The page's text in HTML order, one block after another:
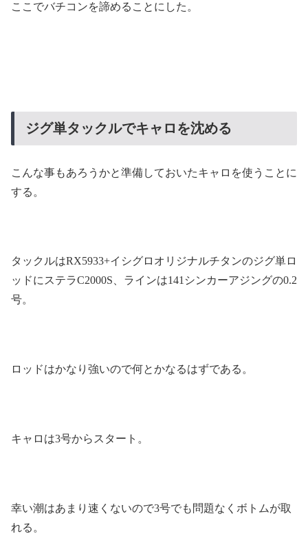
ここでバチコンを諦めることにした。
ジグ単タックルでキャロを沈める
こんな事もあろうかと準備しておいたキャロを使うことに
する。
タックルはRX5933+イシグロオリジナルチタンのジグ単ロ
ッドにステラC2000S、ラインは141シンカーアジングの0.2
号。
ロッドはかなり強いので何とかなるはずである。
キャロは3号からスタート。
幸い潮はあまり速くないので3号でも問題なくボトムが取
れる。